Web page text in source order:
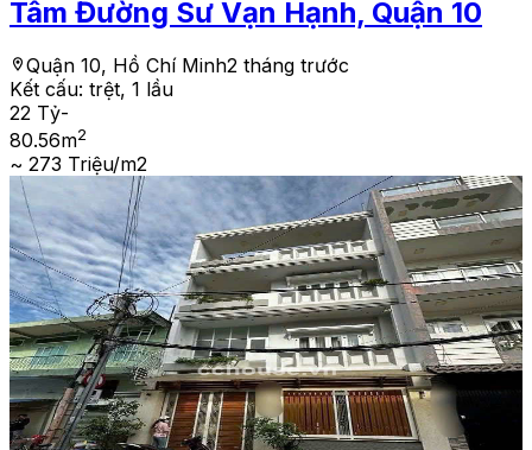
Tâm Đường Sư Vạn Hạnh, Quận 10
Quận 10, Hồ Chí Minh2 tháng trước
Kết cấu: trệt, 1 lầu
22 Tỷ-
80.56m2
~ 273 Triệu/m2